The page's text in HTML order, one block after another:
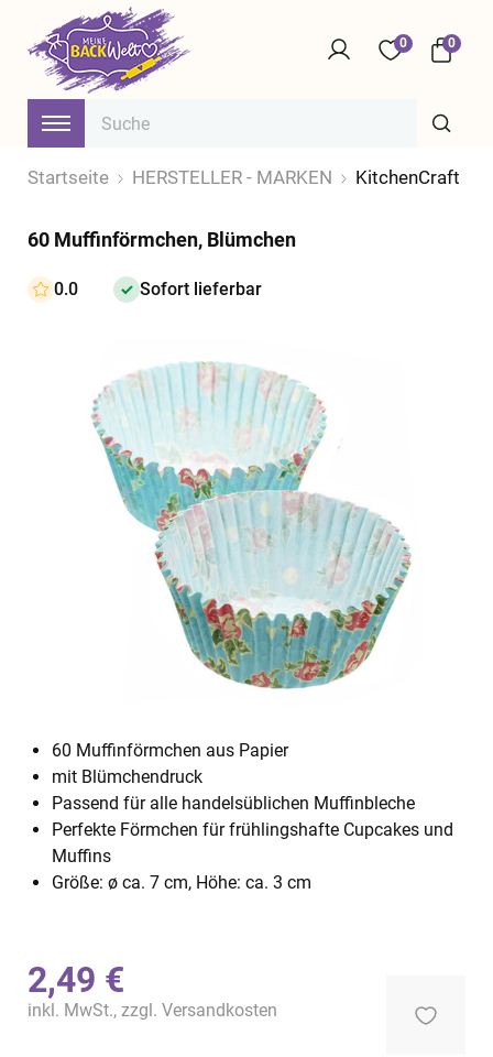
0 0
Startseite HERSTELLER - MARKEN KitchenCraft
60 Muffinförmchen, Blümchen
0.0 Sofort lieferbar
60 Muffinförmchen aus Papier
mit Blümchendruck
Passend für alle handelsüblichen Muffinbleche
Perfekte Förmchen für frühlingshafte Cupcakes und
Muffins
Größe: ø ca. 7 cm, Höhe: ca. 3 cm
2,49 €
inkl. MwSt., zzgl. Versandkosten